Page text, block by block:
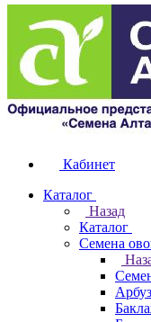
Кабинет
Каталог
Назад
Каталог
Семена
Арбуз